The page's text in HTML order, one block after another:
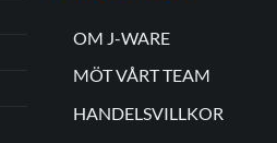
OM J-WARE
MÖT VÅRT TEAM
HANDELSVILLKOR